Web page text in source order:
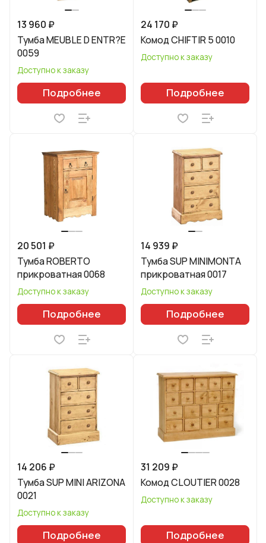
13 960 ₽
Тумба MEUBLE D ENTR?E
0059
Доступно к заказу
Подробнее
24 170 ₽
Комод CHIFTIR 5 0010
Доступно к заказу
Подробнее
20 501 ₽
Тумба ROBERTO
прикроватная 0068
Доступно к заказу
Подробнее
14 939 ₽
Тумба SUP MINIMONTA
прикроватная 0017
Доступно к заказу
Подробнее
14 206 ₽
Тумба SUP MINI ARIZONA
0021
Доступно к заказу
Подробнее
31 209 ₽
Комод CLOUTIER 0028
Доступно к заказу
Подробнее